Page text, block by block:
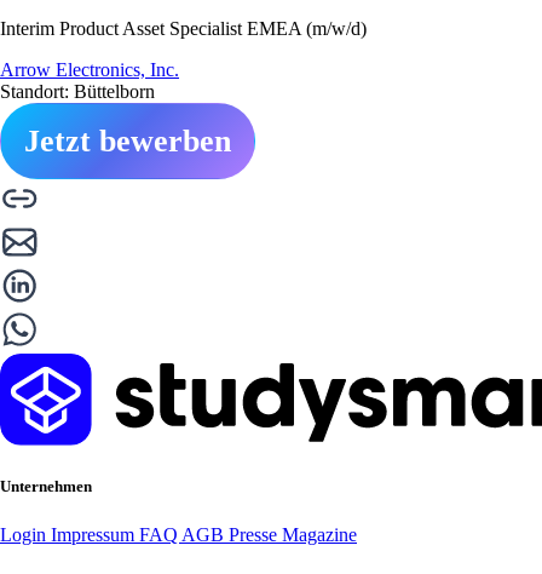
Interim Product Asset Specialist EMEA (m/w/d)
Arrow Electronics, Inc.
Standort: Büttelborn
Jetzt bewerben
Unternehmen
Login Impressum FAQ AGB Presse Magazine